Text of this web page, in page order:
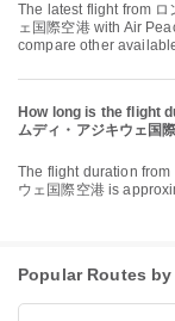
The latest flight from ロンドン・ガトウィック空港 to ンナムディ・アジキウ
ェ国際空港 with Air
compare other
How long is the flight
ムディ・アジキウェ国
The flight duration from ロンドン・ガトウィック空港 to ンナムディ・アジキ
ウェ国際空港 is
Popular Routes by